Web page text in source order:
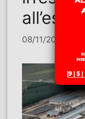
08/11/2025